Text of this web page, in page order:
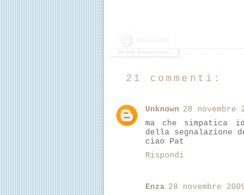
21 commenti:
Unknown 28
ma che simpatica
della segnalazione
ciao Pat
Rispondi
Enza 28 novembre